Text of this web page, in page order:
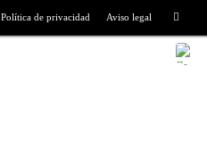
Política de privacidad Aviso legal